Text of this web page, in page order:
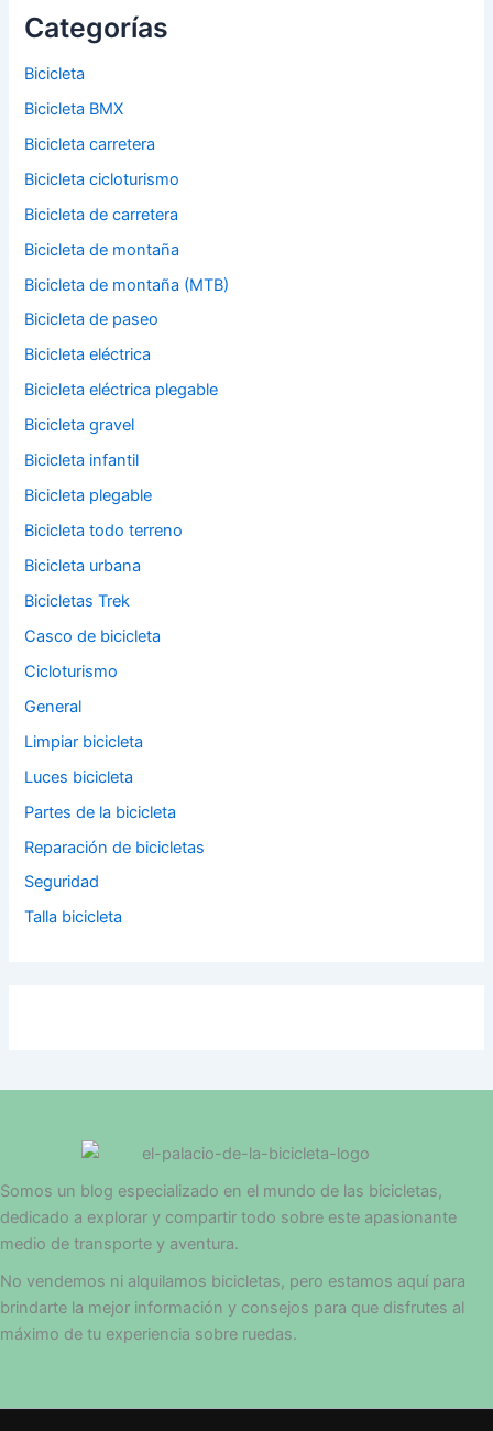
Categorías
Bicicleta
Bicicleta BMX
Bicicleta carretera
Bicicleta cicloturismo
Bicicleta de carretera
Bicicleta de montaña
Bicicleta de montaña (MTB)
Bicicleta de paseo
Bicicleta eléctrica
Bicicleta eléctrica plegable
Bicicleta gravel
Bicicleta infantil
Bicicleta plegable
Bicicleta todo terreno
Bicicleta urbana
Bicicletas Trek
Casco de bicicleta
Cicloturismo
General
Limpiar bicicleta
Luces bicicleta
Partes de la bicicleta
Reparación de bicicletas
Seguridad
Talla bicicleta
Somos un blog especializado en el mundo de las bicicletas,
dedicado a explorar y compartir todo sobre este apasionante
medio de transporte y aventura.
No vendemos ni alquilamos bicicletas, pero estamos aquí para
brindarte la mejor información y consejos para que disfrutes al
máximo de tu experiencia sobre ruedas.